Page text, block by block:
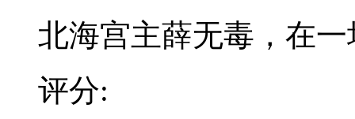
北海宫主薛无毒，在一
评分: